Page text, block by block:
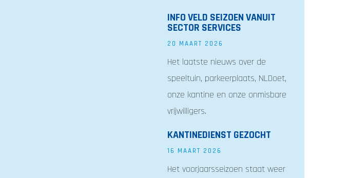
INFO VELD SEIZOEN VANUIT
SECTOR SERVICES
20 MAART 2026
Het laatste nieuws over de
speeltuin, parkeerplaats, NLDoet,
onze kantine en onze onmisbare
vrijwilligers.
KANTINEDIENST GEZOCHT
16 MAART 2026
Het voorjaarsseizoen staat weer